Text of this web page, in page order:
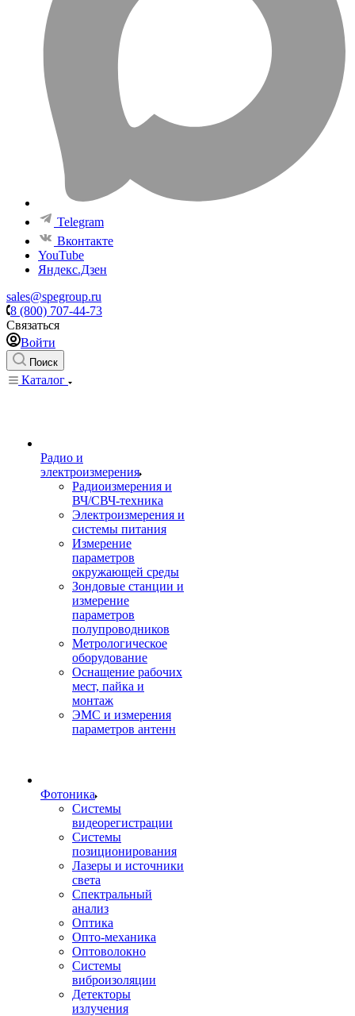
Telegram
Вконтакте
YouTube
Яндекс.Дзен
sales@spegroup.ru
8 (800) 707-44-73
Связаться
Войти
Поиск
Каталог
Радио и
электроизмерения
Радиоизмерения и
ВЧ/СВЧ-техника
Электроизмерения и
системы питания
Измерение
параметров
окружающей среды
Зондовые станции и
измерение
параметров
полупроводников
Метрологическое
оборудование
Оснащение рабочих
мест, пайка и
монтаж
ЭМС и измерения
параметров антенн
Фотоника
Cистемы
видеорегистрации
Системы
позиционирования
Лазеры и источники
света
Спектральный
анализ
Оптика
Опто-механика
Оптоволокно
Системы
виброизоляции
Детекторы
излучения